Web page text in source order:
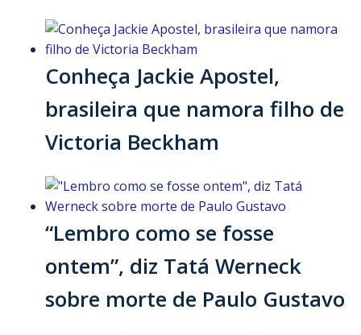
Conheça Jackie Apostel,
brasileira que namora filho de
Victoria Beckham
“Lembro como se fosse
ontem”, diz Tatá Werneck
sobre morte de Paulo Gustavo